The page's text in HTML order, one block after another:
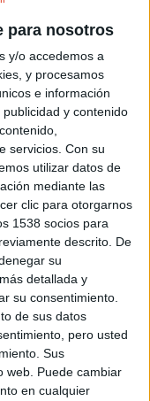
para nosotros
y/o accedemos a
y procesamos
e información
y contenido
servicios. Con su
utilizar datos de
mediante las
clic para otorgarnos
1538 socios para
descrito. De
su
detallada y
su consentimiento.
de sus datos
pero usted
Sus
web. Puede cambiar
en cualquier
2026
del evento
LA
LA MOVILIDAD"
2026
Rinconada (Sevilla)
del evento
MEDINA DE LAS
2026
(Badajoz)